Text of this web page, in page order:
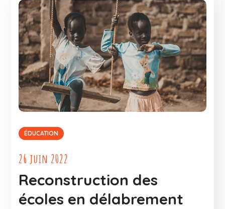
ÉDUCATION
26 juin 2022
Reconstruction des
écoles en délabrement